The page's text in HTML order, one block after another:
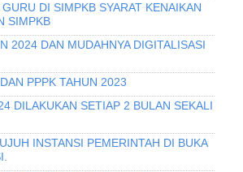
DI SIMPKB SYARAT KENAIKAN
SIMPKB
2024 DAN MUDAHNYA DIGITALISASI
PPPK TAHUN 2023
DILAKUKAN SETIAP 2 BULAN SEKALI
INSTANSI PEMERINTAH DI BUKA